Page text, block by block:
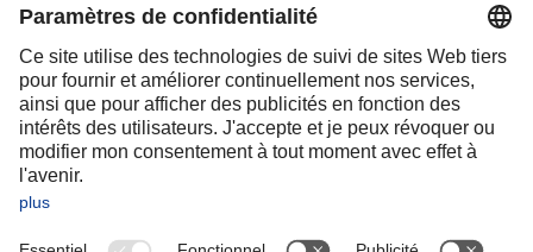
Romania
Slovakia
Spain
Sweden
Switzerland(DE FR)
Turkey
OCEANIA